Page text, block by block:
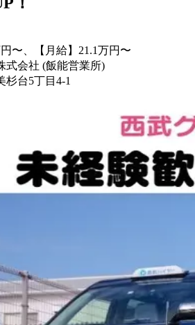
円〜、【月給】21.1万円〜
式会社 (飯能営業所)
杉台5丁目4-1